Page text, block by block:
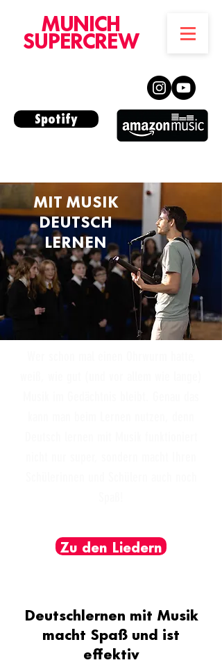
MUNICH
SUPERCREW
Spotify
MIT MUSIK
DEUTSCH
LERNEN
Zu den Liedern
Deutschlernen mit Musik
macht Spaß und ist
effektiv